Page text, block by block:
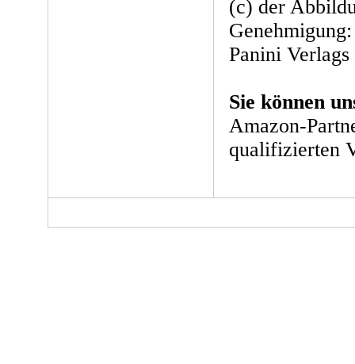
(c) der
Panini
Sie können
Amazon-
qualifizierten